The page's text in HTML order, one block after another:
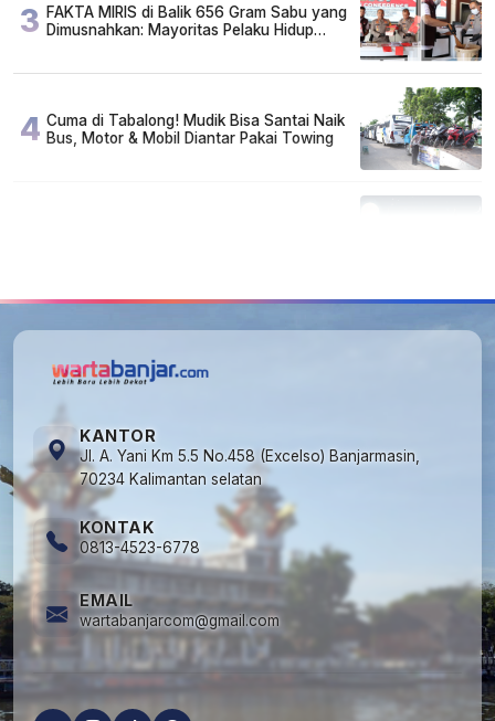
3 FAKTA MIRIS di Balik 656 Gram Sabu yang
Dimusnahkan: Mayoritas Pelaku Hidup
4 Cuma di Tabalong! Mudik Bisa Santai Naik
Bus, Motor & Mobil Diantar Pakai Towing
KANTOR
Jl. A. Yani Km 5.5 No.458 (Excelso) Banjarmasin,
70234 Kalimantan selatan
KONTAK
0813-4523-6778
EMAIL
wartabanjarcom@gmail.com